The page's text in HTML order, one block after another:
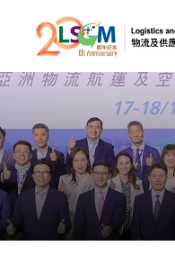
跳到內容